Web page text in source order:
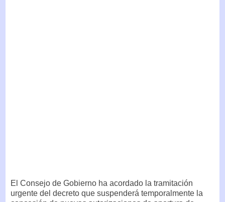
El Consejo de Gobierno ha acordado la tramitación
urgente del decreto que suspenderá temporalmente la